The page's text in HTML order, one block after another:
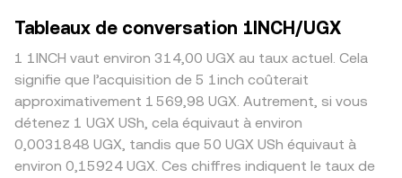
Tableaux de conversation 1INCH/UGX
1 1INCH vaut environ 314,00 UGX au taux actuel. Cela
signifie que l’acquisition de 5 1inch coûterait
approximativement 1 569,98 UGX. Autrement, si vous
détenez 1 UGX USh, cela équivaut à environ
0,0031848 UGX, tandis que 50 UGX USh équivaut à
environ 0,15924 UGX. Ces chiffres indiquent le taux de